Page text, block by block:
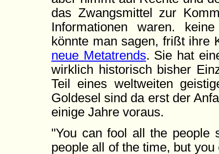
das Zwangsmittel zur
Informationen waren.
könnte man sagen, frißt ihre
neue Metatrends. Sie hat
wirklich historisch bisher
Teil eines weltweiten
Goldesel sind da erst der
einige Jahre voraus.
"You can fool all the people
people all of the time, but